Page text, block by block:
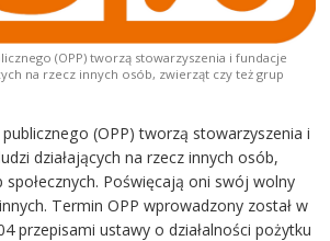
(OPP) tworzą stowarzyszenia i fundacje
na rzecz innych osób, zwierząt czy też grup
(OPP) tworzą stowarzyszenia i
działających na rzecz innych osób,
Poświęcają oni swój wolny
Termin OPP wprowadzony został w
przepisami ustawy o działalności pożytku